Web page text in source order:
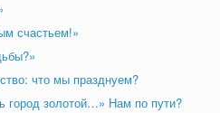
счастьем!»
что мы празднуем?
золотой…» Нам по пути?